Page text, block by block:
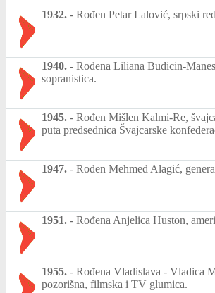
1932. - Rođen Petar Lalović, srpski
1940. - Rođena Liliana Budicin-
sopranistica.
1945. - Rođen Mišlen Kalmi-Re,
puta predsednica Švajcarske
1947. - Rođen Mehmed Alagić,
1951. - Rođena Anjelica Huston,
1955. - Rođena Vladislava - Vladica
pozorišna, filmska i TV glumica.